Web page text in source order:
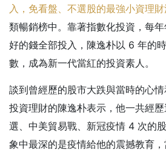
入，免看盤、不選股的最強小資理財
類暢銷榜中。靠著指數化投資，每
好的錢全部投入，陳逸朴以 6 年的
數，成為新一代當紅的投資素人。
談到曾經歷的股市大跌與當時的心
投資理財的陳逸朴表示，他一共經
選、中美貿易戰、新冠疫情 4 次的
象中最深的是疫情給他的震撼教育